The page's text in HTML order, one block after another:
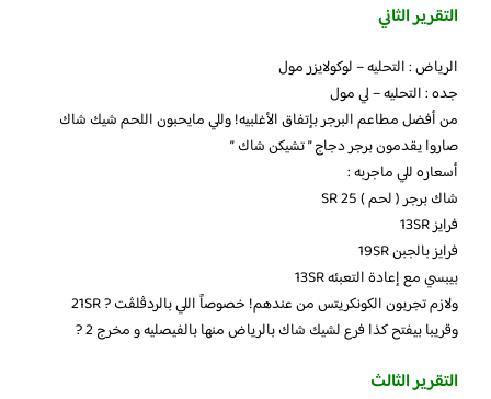
التقرير الثاني
الرياض : التحليه – لوكولايزر مول
جده : التحليه – لي مول
من أفضل مطاعم البرجر بإتفاق الأغلبيه! وللي مايحبون اللحم شيك شاك
صاروا يقدمون برجر دجاج ” تشيكن شاك ”
أسعاره للي ماجربه :
شاك برجر ( لحم ) 25 SR
فرايز 13SR
فرايز بالجبن 19SR
بيبسي مع إعادة التعبئه 13SR
ولازم تجربون الكونكريتس من عندهم! خصوصاً اللي بالردڤلڤت ? 21SR
وقريبا بيفتح كذا فرع لشيك شاك بالرياض منها بالفيصليه و مخرج 2 ?
التقرير الثالث